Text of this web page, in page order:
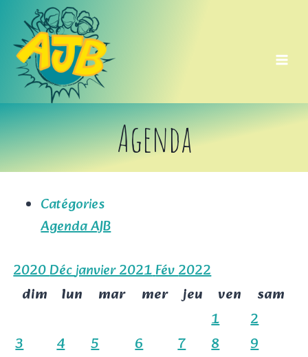
contenu
Agenda
Catégories
Agenda AJB
2020Décjanvier 2021Fév2022
dim
lun mar mer jeu ven
sam
1
2
3
4 5 6 7 8
9